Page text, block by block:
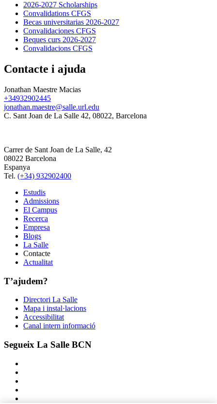
2026-2027 Scholarships
Convalidations CFGS
Becas universitarias 2026-2027
Convalidaciones CFGS
Beques curs 2026-2027
Convalidacions CFGS
Contacte i ajuda
Jonathan Maestre Macias
+34932902445
jonathan.maestre@salle.url.edu
C. Sant Joan de La Salle 42, 08022, Barcelona
Carrer de Sant Joan de La Salle, 42
08022 Barcelona
Espanya
Tel. (+34) 932902400
Estudis
Admissions
El Campus
Recerca
Empresa
Blogs
La Salle
Contacte
Actualitat
T’ajudem?
Directori La Salle
Mapa i instal·lacions
Accessibilitat
Canal intern informació
Segueix La Salle BCN